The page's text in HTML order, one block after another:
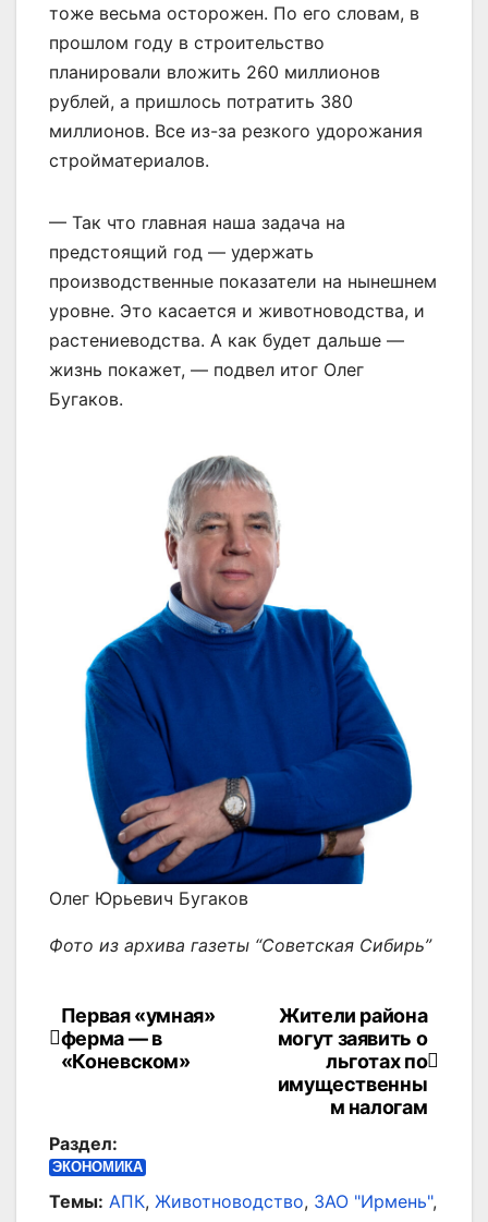
тоже весьма осторожен. По его словам, в
прошлом году в строительство
планировали вложить 260 миллионов
рублей, а пришлось потратить 380
миллионов. Все из-за резкого удорожания
стройматериалов.
— Так что главная наша задача на
предстоящий год — удержать
производственные показатели на нынешнем
уровне. Это касается и животноводства, и
растениеводства. А как будет дальше —
жизнь покажет, — подвел итог Олег
Бугаков.
Олег Юрьевич Бугаков
Фото из архива газеты “Советская Сибирь”
Навигация
по
Жители района
могут заявить о
льготах по
имущественны
м налогам
Первая «умная»
ферма — в
«Коневском»
Раздел:
ЭКОНОМИКА
Темы: АПК, Животноводство, ЗАО "Ирмень",